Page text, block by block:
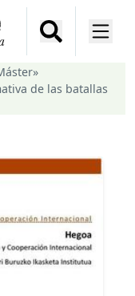
»
de las batallas